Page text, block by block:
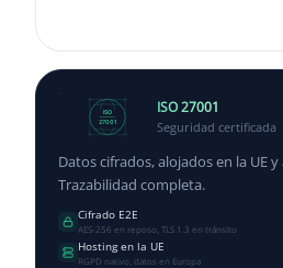
ISO
27001
ISO 27001
Seguridad certificada
Datos cifrados, alojados en la UE
Trazabilidad completa.
Cifrado E2E
AES-256 en reposo, TLS 1.3 en tránsito
Hosting en la UE
RGPD nativo, datos en Europa